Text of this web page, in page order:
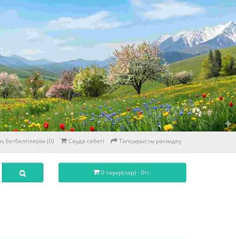
бетбелгілерім (0) Сауда себеті Тапсырысты рәсімдеу
0 тауар(лар) - 0тг.